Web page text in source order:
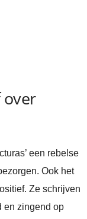
over
een rebelse
Ook het
Ze schrijven
en zingend op